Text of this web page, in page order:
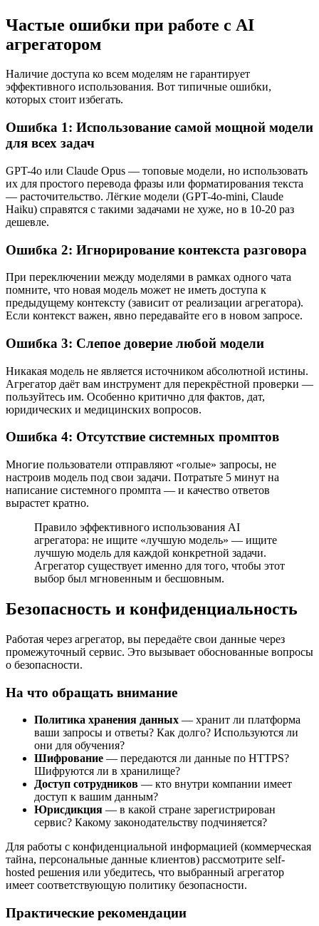
Частые ошибки при работе с AI
агрегатором
Наличие доступа ко всем моделям не гарантирует
эффективного использования. Вот типичные ошибки,
которых стоит избегать.
Ошибка 1: Использование самой мощной модели
для всех задач
GPT-4o или Claude Opus — топовые модели, но использовать
их для простого перевода фразы или форматирования текста
— расточительство. Лёгкие модели (GPT-4o-mini, Claude
Haiku) справятся с такими задачами не хуже, но в 10-20 раз
дешевле.
Ошибка 2: Игнорирование контекста разговора
При переключении между моделями в рамках одного чата
помните, что новая модель может не иметь доступа к
предыдущему контексту (зависит от реализации агрегатора).
Если контекст важен, явно передавайте его в новом запросе.
Ошибка 3: Слепое доверие любой модели
Никакая модель не является источником абсолютной истины.
Агрегатор даёт вам инструмент для перекрёстной проверки —
пользуйтесь им. Особенно критично для фактов, дат,
юридических и медицинских вопросов.
Ошибка 4: Отсутствие системных промптов
Многие пользователи отправляют «голые» запросы, не
настроив модель под свои задачи. Потратьте 5 минут на
написание системного промпта — и качество ответов
вырастет кратно.
Правило эффективного использования AI
агрегатора: не ищите «лучшую модель» — ищите
лучшую модель для каждой конкретной задачи.
Агрегатор существует именно для того, чтобы этот
выбор был мгновенным и бесшовным.
Безопасность и конфиденциальность
Работая через агрегатор, вы передаёте свои данные через
промежуточный сервис. Это вызывает обоснованные вопросы
о безопасности.
На что обращать внимание
Политика хранения данных — хранит ли платформа
ваши запросы и ответы? Как долго? Используются ли
они для обучения?
Шифрование — передаются ли данные по HTTPS?
Шифруются ли в хранилище?
Доступ сотрудников — кто внутри компании имеет
доступ к вашим данным?
Юрисдикция — в какой стране зарегистрирован
сервис? Какому законодательству подчиняется?
Для работы с конфиденциальной информацией (коммерческая
тайна, персональные данные клиентов) рассмотрите self-
hosted решения или убедитесь, что выбранный агрегатор
имеет соответствующую политику безопасности.
Практические рекомендации